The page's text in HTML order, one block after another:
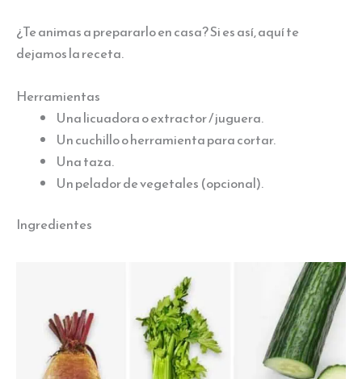
¿Te animas a prepararlo en casa? Si es así, aquí te
dejamos la receta.
Herramientas
Una licuadora o extractor / juguera.
Un cuchillo o herramienta para cortar.
Una taza.
Un pelador de vegetales (opcional).
Ingredientes